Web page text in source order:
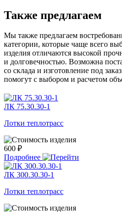
Также предлагаем
Мы также предлагаем
категории, которые чаще всего
изделия отличаются высокой
и долговечностью. Возможна
со склада и изготовление под
помогут с выбором и расчетом
ЛК 75.30.30-1
Лотки теплотрасс
600 ₽
Подробнее
ЛК 300.30.30-1
Лотки теплотрасс